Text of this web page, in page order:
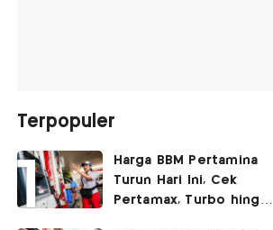
Terpopuler
Harga BBM Pertamina
Turun Hari Ini, Cek
Pertamax, Turbo hingga